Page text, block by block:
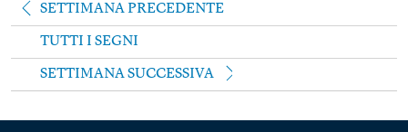
SETTIMANA PRECEDENTE
TUTTI I SEGNI
SETTIMANA SUCCESSIVA